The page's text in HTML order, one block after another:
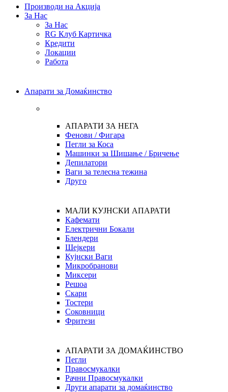
Производи на Акција
За Нас
За Нас
RG Клуб Картичка
Кредити
Локации
Работа
Апарати за Домаќинство
АПАРАТИ ЗА НЕГА
Фенови / Фигара
Пегли за Коса
Машинки за Шишање / Бричење
Депилатори
Ваги за телесна тежина
Друго
МАЛИ КУЈНСКИ АПАРАТИ
Кафемати
Електрични Бокали
Блендери
Шејкери
Кујнски Ваги
Микробранови
Миксери
Решоа
Скари
Тостери
Соковници
Фритези
АПАРАТИ ЗА ДОМАЌИНСТВО
Пегли
Правосмукалки
Рачни Правосмукалки
Други апарати за домаќинство